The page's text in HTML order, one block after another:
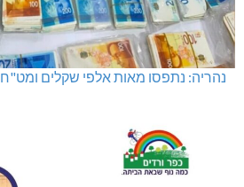
נהריה: נתפסו מאות אלפי שקלים ומט"ח